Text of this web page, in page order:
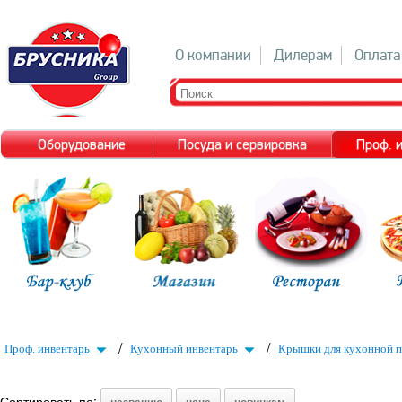
О компании Дилерам Оплата
Оборудование Посуда и сервировка Проф.
Проф. инвентарь / Кухонный инвентарь / Крышки для кухонной